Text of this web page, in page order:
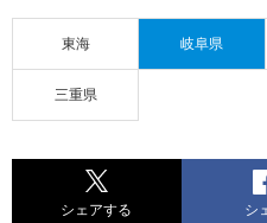
東海 岐阜県
三重県
シェアする シ